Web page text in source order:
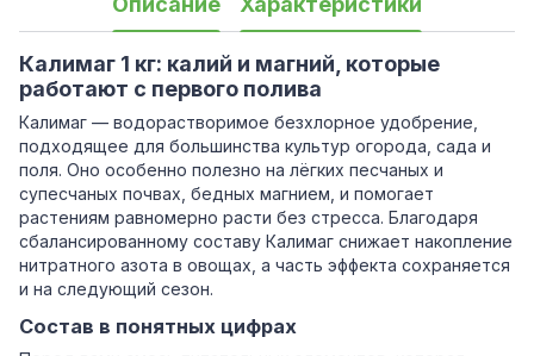
Калимаг 1 кг: калий и магний, которые
работают с первого полива
Калимаг — водорастворимое безхлорное удобрение,
подходящее для большинства культур огорода, сада и
поля. Оно особенно полезно на лёгких песчаных и
супесчаных почвах, бедных магнием, и помогает
растениям равномерно расти без стресса. Благодаря
сбалансированному составу Калимаг снижает накопление
нитратного азота в овощах, а часть эффекта сохраняется
и на следующий сезон.
Состав в понятных цифрах